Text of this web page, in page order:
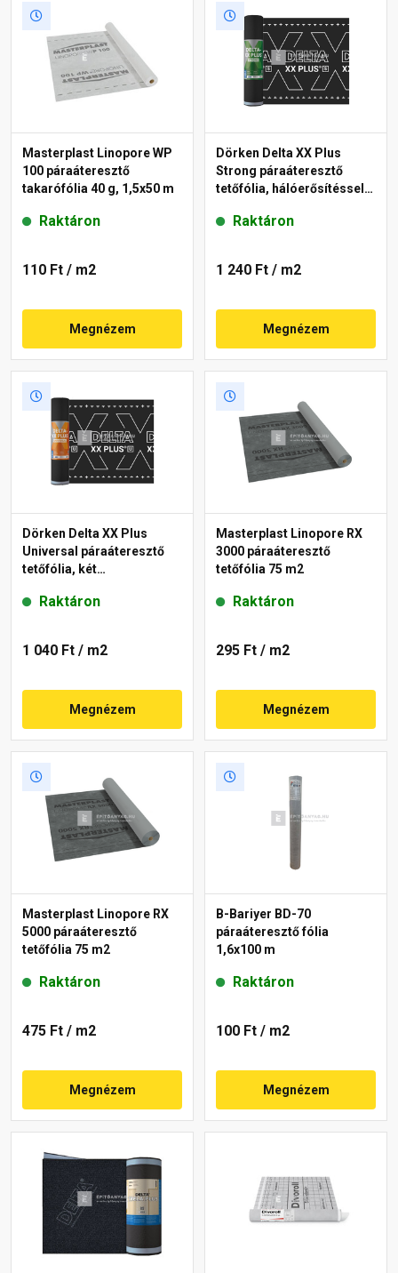
Masterplast Linopore WP
100 páraáteresztő
takarófólia 40 g, 1,5x50 m
Raktáron
110 Ft / m2
Megnézem
Dörken Delta XX Plus
Strong páraáteresztő
tetőfólia, hálóerősítéssel,
g/m²Raktáron
1 240 Ft / m2
Megnézem
Dörken Delta XX Plus
Universal páraáteresztő
tetőfólia, két
Raktáron
1 040 Ft / m2
Megnézem
Masterplast Linopore RX
3000 páraáteresztő
tetőfólia 75 m2
Raktáron
295 Ft / m2
Megnézem
Masterplast Linopore RX
5000 páraáteresztő
tetőfólia 75 m2
Raktáron
475 Ft / m2
Megnézem
B-Bariyer BD-70
páraáteresztő fólia
1,6x100 m
Raktáron
100 Ft / m2
Megnézem